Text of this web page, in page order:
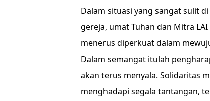
Dalam situasi yang sangat sulit
gereja, umat Tuhan dan Mitra
menerus diperkuat dalam
Dalam semangat itulah
akan terus menyala. Solidaritas
menghadapi segala tantangan,